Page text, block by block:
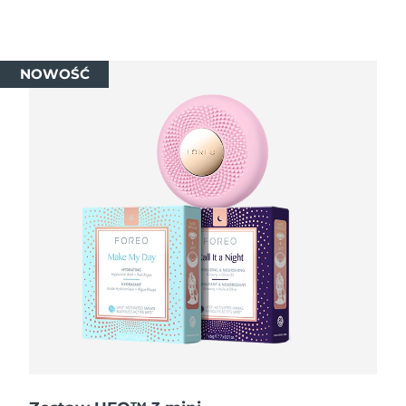
NOWOŚĆ
Oczekiwany czas dostawy
Oczekiwany czas dostawy
Kazachstan
Oczekiwany czas dostawy
Oczekiwany czas dostawy